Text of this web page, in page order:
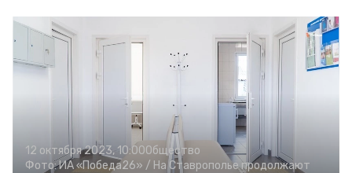
12 октября 2023, 10:00Общество
Фото:ИА «Победа26» / На Ставрополье продолжают